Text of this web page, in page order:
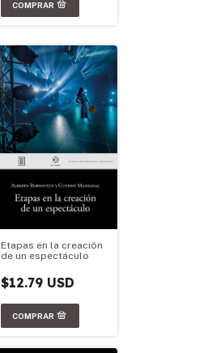
Etapas en la creación
de un espectáculo
$12.79 USD